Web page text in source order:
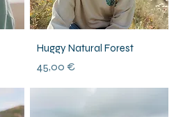
Huggy Natural Forest
Prix
45,00 €